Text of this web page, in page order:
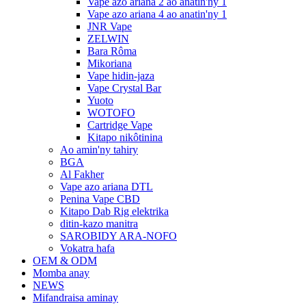
Vape azo ariana 4 ao anatin'ny 1
JNR Vape
ZELWIN
Bara Rôma
Mikoriana
Vape hidin-jaza
Vape Crystal Bar
Yuoto
WOTOFO
Cartridge Vape
Kitapo nikôtinina
Ao amin'ny tahiry
BGA
Al Fakher
Vape azo ariana DTL
Penina Vape CBD
Kitapo Dab Rig elektrika
ditin-kazo manitra
SAROBIDY ARA-NOFO
Vokatra hafa
OEM & ODM
Momba anay
NEWS
Mifandraisa aminay